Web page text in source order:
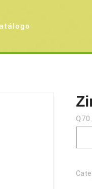
Q